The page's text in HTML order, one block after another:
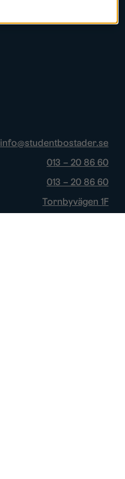
info@studentbostader.se
013 – 20 86 60
013 – 20 86 60
Tornbyvägen 1F